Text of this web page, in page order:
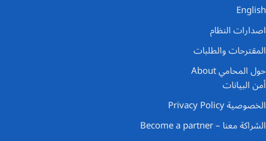
English
اصدارات النظام
المقترحات والطلبات
حول المحامي About
أمن البيانات
الخصوصية Privacy Policy
الشراكة معنا – Become a partner